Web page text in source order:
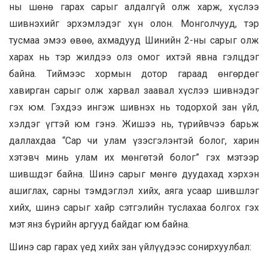
ны шөнө гарах сарыг алдалгүй олж харж, хүслээ
шивнэхийг эрхэмлэдэг хүн олон. Монголчууд, тэр
тусмаа эмээ өвөө, ахмадууд Шинийн 2-ны сарыг олж
харах нь тэр жилдээ олз омог ихтэй явна гэлцдэг
байна. Тиймээс хормын дотор гараад өнгөрдөг
хавирган сарыг олж харвал заавал хүслээ шивнэдэг
гэх юм. Гэхдээ ингэж шивнэх нь тодорхой зан үйл,
хэлдэг үгтэй юм гэнэ. Жишээ нь, түрийвчээ барьж
даллахдаа “Сар чи улам үзэсгэлэнтэй болог, харин
хэтэвч минь улам их мөнгөтэй болог” гэх мэтээр
шившдэг байна. Шинэ сарыг мөнгө дуудахад хэрхэн
ашиглах, сарны тэмдэглэл хийх, аяга усаар шившлэг
хийх, шинэ сарыг хайр сэтгэлийн туслахаа болгох гэх
мэт янз бүрийн аргууд байдаг юм байна.
Шинэ сар гарах үед хийх зан үйлүүдээс сонирхуулбал: